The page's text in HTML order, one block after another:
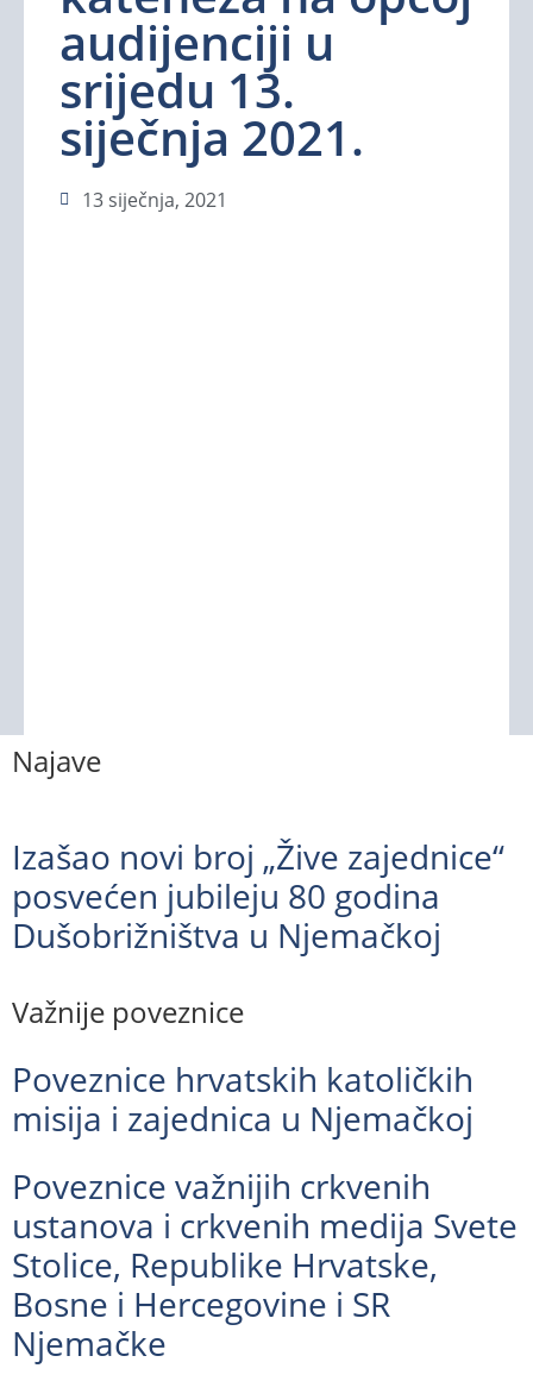
audijenciji u
srijedu 13.
siječnja 2021.
13 siječnja, 2021
Najave
Izašao novi broj „Žive zajednice“
posvećen jubileju 80 godina
Dušobrižništva u Njemačkoj
Važnije poveznice
Poveznice hrvatskih katoličkih
misija i zajednica u Njemačkoj
Poveznice važnijih crkvenih
ustanova i crkvenih medija Svete
Stolice, Republike Hrvatske,
Bosne i Hercegovine i SR
Njemačke